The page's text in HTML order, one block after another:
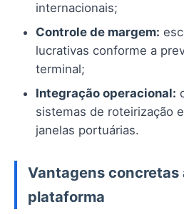
internacionais;
Controle de margem:
lucrativas conforme a
terminal;
Integração operacional:
sistemas de roteirização
janelas portuárias.
Vantagens concretas
plataforma